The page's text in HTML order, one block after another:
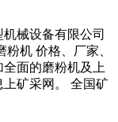
械设备有限公司
机 价格、厂家、
面的磨粉机及上
矿采网。 全国矿